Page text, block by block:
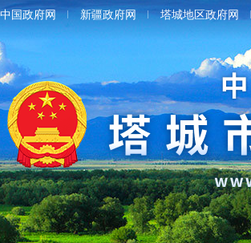
中国政府网 新疆政府网 塔城地区政府网